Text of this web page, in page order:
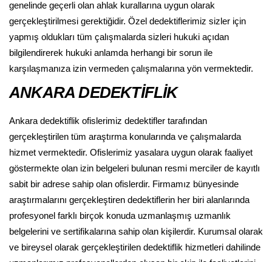
genelinde geçerli olan ahlak kurallarına uygun olarak
gerçekleştirilmesi gerektiğidir. Özel dedektiflerimiz sizler için
yapmış oldukları tüm çalışmalarda sizleri hukuki açıdan
bilgilendirerek hukuki anlamda herhangi bir sorun ile
karşılaşmanıza izin vermeden çalışmalarına yön vermektedir.
ANKARA DEDEKTİFLİK
Ankara dedektiflik ofislerimiz dedektifler tarafından
gerçekleştirilen tüm araştırma konularında ve çalışmalarda
hizmet vermektedir. Ofislerimiz yasalara uygun olarak faaliyet
göstermekte olan izin belgeleri bulunan resmi merciler de kayıtlı
sabit bir adrese sahip olan ofislerdir. Firmamız bünyesinde
araştırmalarını gerçekleştiren dedektiflerin her biri alanlarında
profesyonel farklı birçok konuda uzmanlaşmış uzmanlık
belgelerini ve sertifikalarına sahip olan kişilerdir. Kurumsal olarak
ve bireysel olarak gerçekleştirilen dedektiflik hizmetleri dahilinde